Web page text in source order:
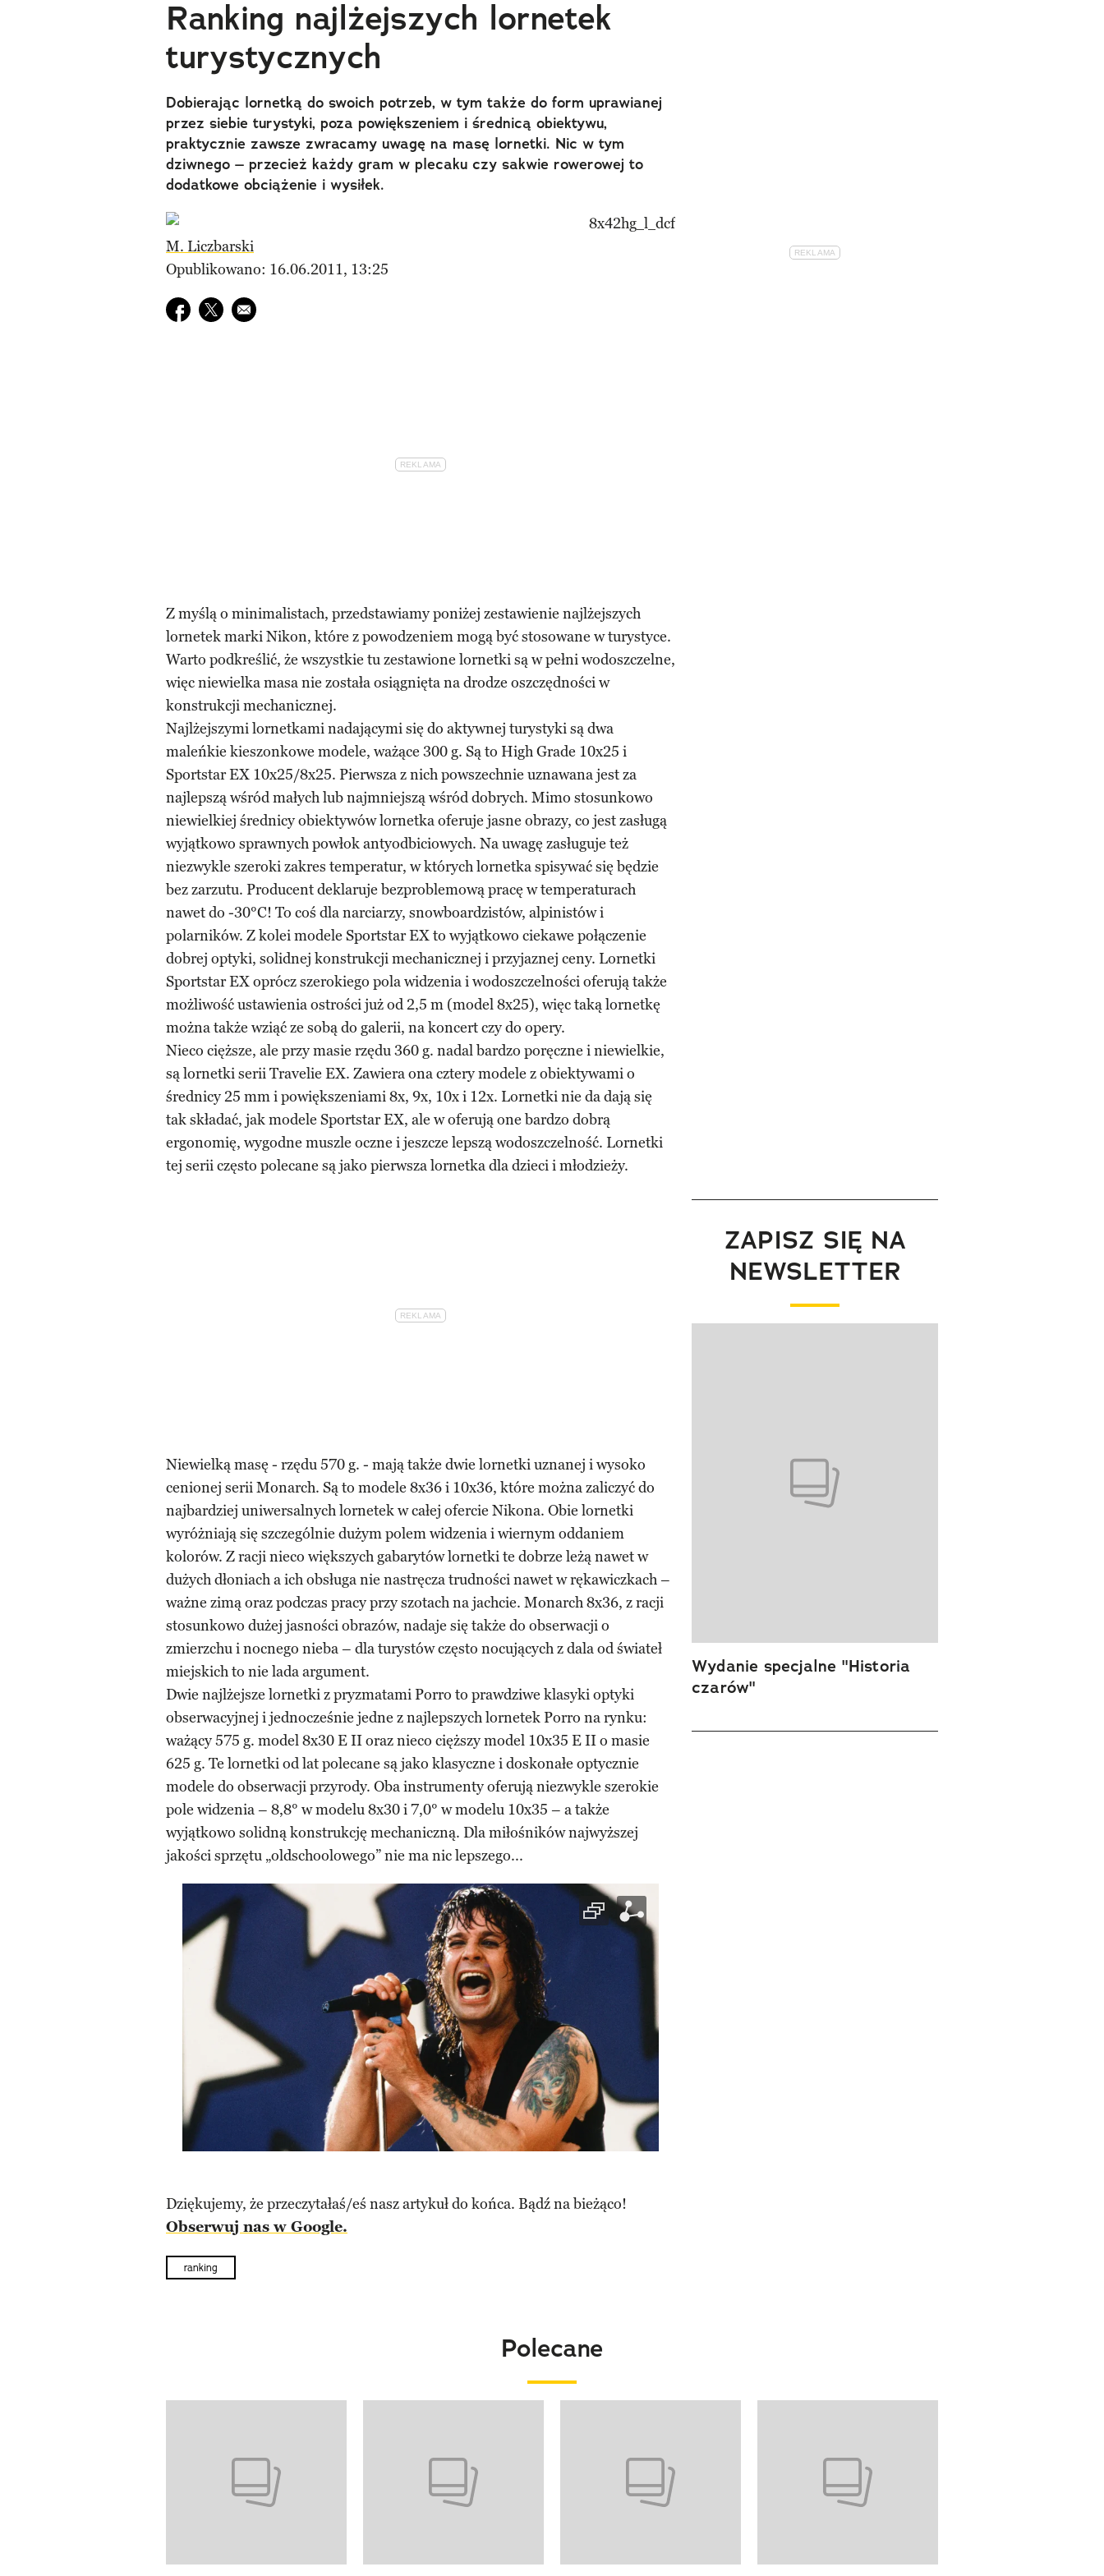
Ranking najlżejszych lornetek
turystycznych
Dobierając lornetką do swoich potrzeb, w tym także do form uprawianej
przez siebie turystyki, poza powiększeniem i średnicą obiektywu,
praktycznie zawsze zwracamy uwagę na masę lornetki. Nic w tym
dziwnego – przecież każdy gram w plecaku czy sakwie rowerowej to
dodatkowe obciążenie i wysiłek.
M. Liczbarski
Opublikowano: 16.06.2011, 13:25
Udostępnij na facebook
Udostępnij na twitter
E-mail do przyjaciela
Z myślą o minimalistach, przedstawiamy poniżej zestawienie najlżejszych
lornetek marki Nikon, które z powodzeniem mogą być stosowane w turystyce.
Warto podkreślić, że wszystkie tu zestawione lornetki są w pełni wodoszczelne,
więc niewielka masa nie została osiągnięta na drodze oszczędności w
konstrukcji mechanicznej.
Najlżejszymi lornetkami nadającymi się do aktywnej turystyki są dwa
maleńkie kieszonkowe modele, ważące 300 g. Są to High Grade 10x25 i
Sportstar EX 10x25/8x25. Pierwsza z nich powszechnie uznawana jest za
najlepszą wśród małych lub najmniejszą wśród dobrych. Mimo stosunkowo
niewielkiej średnicy obiektywów lornetka oferuje jasne obrazy, co jest zasługą
wyjątkowo sprawnych powłok antyodbiciowych. Na uwagę zasługuje też
niezwykle szeroki zakres temperatur, w których lornetka spisywać się będzie
bez zarzutu. Producent deklaruje bezproblemową pracę w temperaturach
nawet do -30°C! To coś dla narciarzy, snowboardzistów, alpinistów i
polarników. Z kolei modele Sportstar EX to wyjątkowo ciekawe połączenie
dobrej optyki, solidnej konstrukcji mechanicznej i przyjaznej ceny. Lornetki
Sportstar EX oprócz szerokiego pola widzenia i wodoszczelności oferują także
możliwość ustawienia ostrości już od 2,5 m (model 8x25), więc taką lornetkę
można także wziąć ze sobą do galerii, na koncert czy do opery.
Nieco cięższe, ale przy masie rzędu 360 g. nadal bardzo poręczne i niewielkie,
są lornetki serii Travelie EX. Zawiera ona cztery modele z obiektywami o
średnicy 25 mm i powiększeniami 8x, 9x, 10x i 12x. Lornetki nie da dają się
tak składać, jak modele Sportstar EX, ale w oferują one bardzo dobrą
ergonomię, wygodne muszle oczne i jeszcze lepszą wodoszczelność. Lornetki
tej serii często polecane są jako pierwsza lornetka dla dzieci i młodzieży.
Niewielką masę - rzędu 570 g. - mają także dwie lornetki uznanej i wysoko
cenionej serii Monarch. Są to modele 8x36 i 10x36, które można zaliczyć do
najbardziej uniwersalnych lornetek w całej ofercie Nikona. Obie lornetki
wyróżniają się szczególnie dużym polem widzenia i wiernym oddaniem
kolorów. Z racji nieco większych gabarytów lornetki te dobrze leżą nawet w
dużych dłoniach a ich obsługa nie nastręcza trudności nawet w rękawiczkach –
ważne zimą oraz podczas pracy przy szotach na jachcie. Monarch 8x36, z racji
stosunkowo dużej jasności obrazów, nadaje się także do obserwacji o
zmierzchu i nocnego nieba – dla turystów często nocujących z dala od świateł
miejskich to nie lada argument.
Dwie najlżejsze lornetki z pryzmatami Porro to prawdziwe klasyki optyki
obserwacyjnej i jednocześnie jedne z najlepszych lornetek Porro na rynku:
ważący 575 g. model 8x30 E II oraz nieco cięższy model 10x35 E II o masie
625 g. Te lornetki od lat polecane są jako klasyczne i doskonałe optycznie
modele do obserwacji przyrody. Oba instrumenty oferują niezwykle szerokie
pole widzenia – 8,8° w modelu 8x30 i 7,0° w modelu 10x35 – a także
wyjątkowo solidną konstrukcję mechaniczną. Dla miłośników najwyższej
jakości sprzętu „oldschoolowego” nie ma nic lepszego...
Dziękujemy, że przeczytałaś/eś nasz artykuł do końca. Bądź na bieżąco!
Obserwuj nas w Google.
ranking
ZAPISZ SIĘ NA
NEWSLETTER
Wydanie specjalne "Historia
czarów"
Polecane